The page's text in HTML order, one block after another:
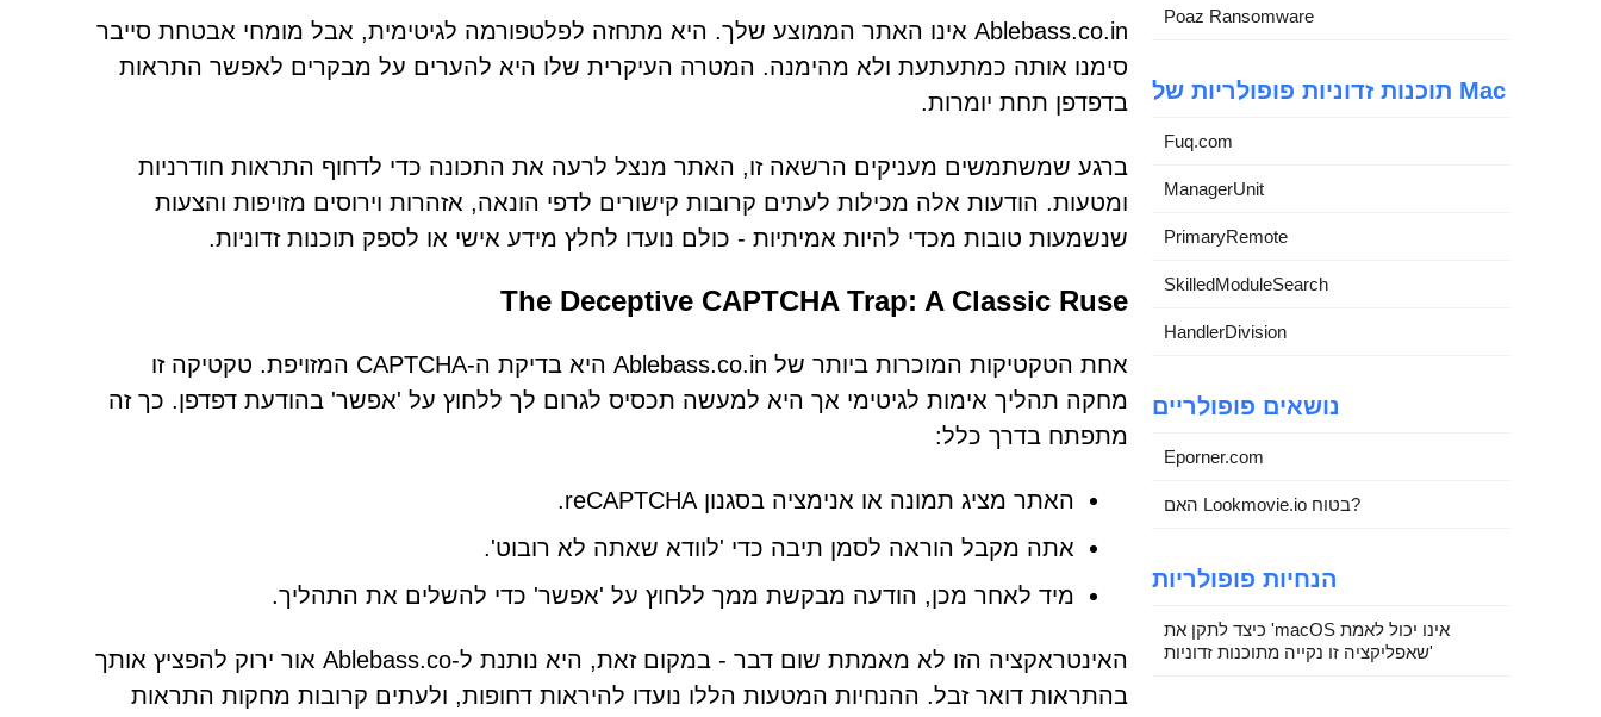
Ablebass.co.in אינו האתר הממוצע שלך. היא מתחזה לפלטפורמה לגיטימית, אבל מומחי אבטחת סייבר
סימנו אותה כמתעתעת ולא מהימנה. המטרה העיקרית שלו היא להערים על מבקרים לאפשר התראות
בדפדפן תחת יומרות.
ברגע שמשתמשים מעניקים הרשאה זו, האתר מנצל לרעה את התכונה כדי לדחוף התראות חודרניות
ומטעות. הודעות אלה מכילות לעתים קרובות קישורים לדפי הונאה, אזהרות וירוסים מזויפות והצעות
שנשמעות טובות מכדי להיות אמיתיות - כולם נועדו לחלץ מידע אישי או לספק תוכנות זדוניות.
The Deceptive CAPTCHA Trap: A Classic Ruse
אחת הטקטיקות המוכרות ביותר של Ablebass.co.in היא בדיקת ה-CAPTCHA המזויפת. טקטיקה זו
מחקה תהליך אימות לגיטימי אך היא למעשה תכסיס לגרום לך ללחוץ על 'אפשר' בהודעת דפדפן. כך זה
מתפתח בדרך כלל:
האתר מציג תמונה או אנימציה בסגנון reCAPTCHA.
אתה מקבל הוראה לסמן תיבה כדי 'לוודא שאתה לא רובוט'.
מיד לאחר מכן, הודעה מבקשת ממך ללחוץ על 'אפשר' כדי להשלים את התהליך.
האינטראקציה הזו לא מאמתת שום דבר - במקום זאת, היא נותנת ל-Ablebass.co אור ירוק להפציץ אותך
בהתראות דואר זבל. ההנחיות המטעות הללו נועדו להיראות דחופות, ולעתים קרובות מחקות התראות
Poaz Ransomware
תוכנות זדוניות פופולריות של Mac
Fuq.com
ManagerUnit
PrimaryRemote
SkilledModuleSearch
HandlerDivision
נושאים פופולריים
Eporner.com
האם Lookmovie.io בטוח?
הנחיות פופולריות
כיצד לתקן את 'macOS אינו יכול לאמת
שאפליקציה זו נקייה מתוכנות זדוניות'